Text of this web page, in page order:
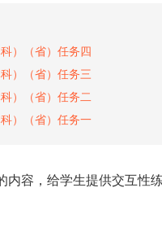
）（省）任务四
）（省）任务三
）（省）任务二
）（省）任务一
容，给学生提供交互性
17小时前
1小时前
3小时前
7小时前